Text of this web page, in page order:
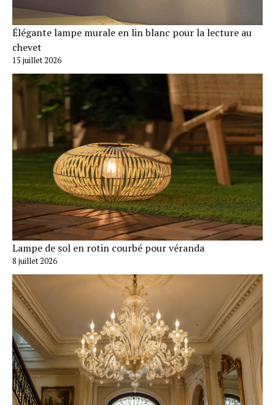
Élégante lampe murale en lin blanc pour la lecture au
chevet
15 juillet 2026
Lampe de sol en rotin courbé pour véranda
8 juillet 2026